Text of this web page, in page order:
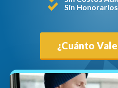
Sin
¿Cuánto